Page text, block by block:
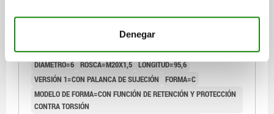
Denegar
ELEMENTO DE ACCIONAMIENTO CON PALANCA DE
SUJECIÓN GRIS ANTRACITA RAL7021, TA.2, FORMA:C
CON FUNCIÓN DE RETENCIÓN Y PR, M20X1,5, S=16, 6,
EINFACH, L=95,6, ACERO INOXIDABLE,
COMP:TERMOPLÁSTICO
DIÁMETRO=6 ROSCA=M20X1,5 LONGITUD=95,6
VERSIÓN 1=CON PALANCA DE SUJECIÓN
FORMA=C
MODELO DE FORMA=CON FUNCIÓN DE RETENCIÓN Y PROTECCIÓN
CONTRA TORSIÓN